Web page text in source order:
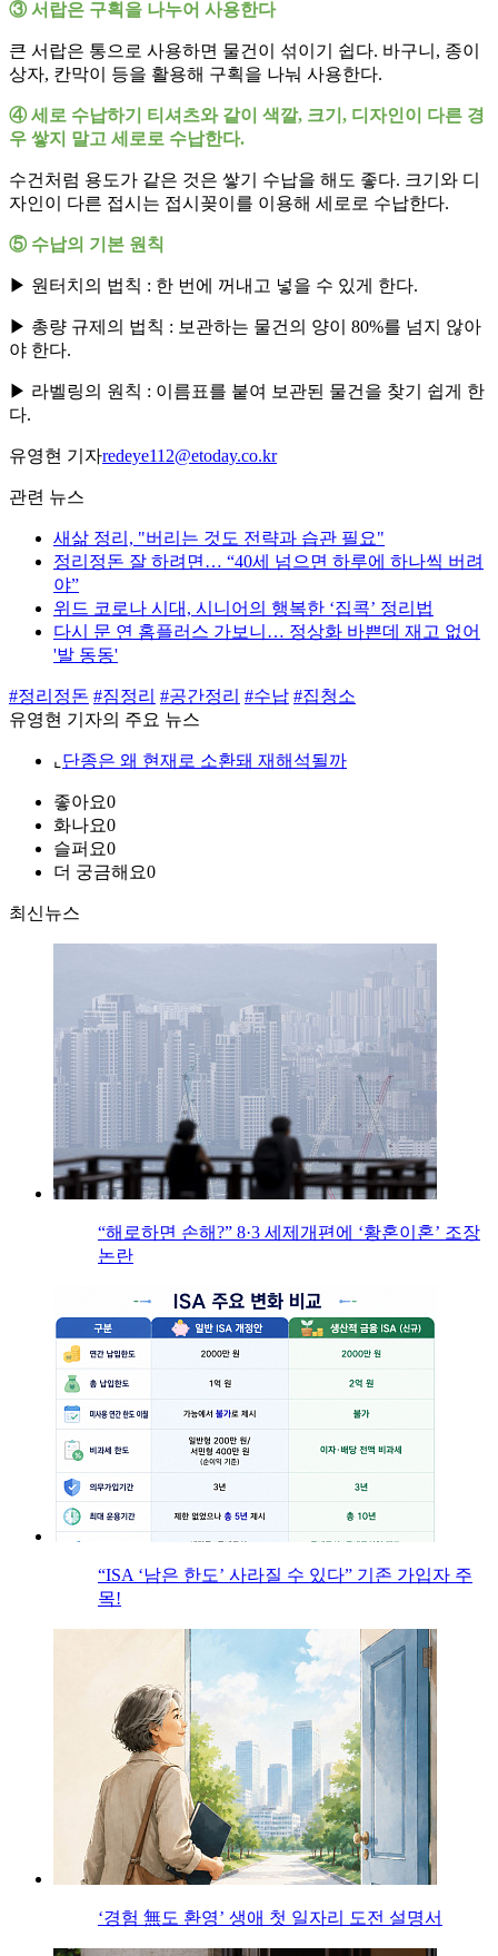
③ 서랍은 구획을 나누어 사용한다
큰 서랍은 통으로 사용하면 물건이 섞이기 쉽다. 바구니, 종이
상자, 칸막이 등을 활용해 구획을 나눠 사용한다.
④ 세로 수납하기 티셔츠와 같이 색깔, 크기, 디자인이 다른 경
우 쌓지 말고 세로로 수납한다.
수건처럼 용도가 같은 것은 쌓기 수납을 해도 좋다. 크기와 디
자인이 다른 접시는 접시꽂이를 이용해 세로로 수납한다.
⑤ 수납의 기본 원칙
▶ 원터치의 법칙 : 한 번에 꺼내고 넣을 수 있게 한다.
▶ 총량 규제의 법칙 : 보관하는 물건의 양이 80%를 넘지 않아
야 한다.
▶ 라벨링의 원칙 : 이름표를 붙여 보관된 물건을 찾기 쉽게 한
다.
유영현 기자redeye112@etoday.co.kr
관련 뉴스
새삶 정리, "버리는 것도 전략과 습관 필요"
정리정돈 잘 하려면… “40세 넘으면 하루에 하나씩 버려
야”
위드 코로나 시대, 시니어의 행복한 ‘집콕’ 정리법
다시 문 연 홈플러스 가보니… 정상화 바쁜데 재고 없어
'발 동동'
#정리정돈 #짐정리 #공간정리 #수납 #집청소
유영현 기자의 주요 뉴스
⌞ 단종은 왜 현재로 소환돼 재해석될까
좋아요0
화나요0
슬퍼요0
더 궁금해요0
최신뉴스
“해로하면 손해?” 8·3 세제개편에 ‘황혼이혼’ 조장
논란
“ISA ‘남은 한도’ 사라질 수 있다” 기존 가입자 주
목!
‘경험 無도 환영’ 생애 첫 일자리 도전 설명서